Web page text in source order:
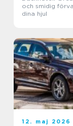
och smidig
dina hjul
12. maj 2026